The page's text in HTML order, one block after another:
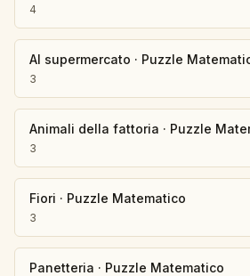
4
Al supermercato · Puzzle
3
Animali della fattoria · Puzzle
3
Fiori · Puzzle Matematico
3
Panetteria · Puzzle Matematico